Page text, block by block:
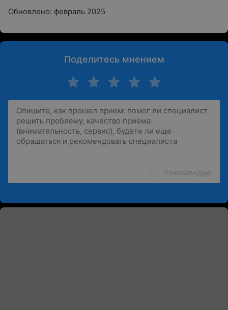
Обновлено: февраль 2025
Поделитесь мнением
Рекомендую